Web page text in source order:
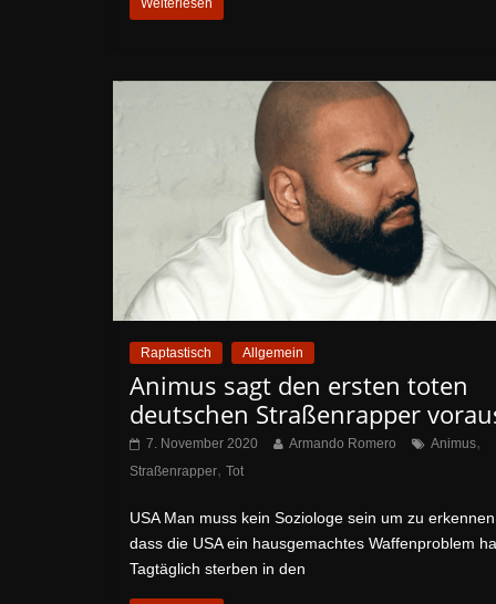
Weiterlesen
Raptastisch Allgemein
Animus sagt den ersten toten
deutschen Straßenrapper
7. November 2020 Armando Romero Animus,
Straßenrapper, Tot
USA Man muss kein Soziologe sein um zu
dass die USA ein hausgemachtes Waffenproblem
Tagtäglich sterben in den